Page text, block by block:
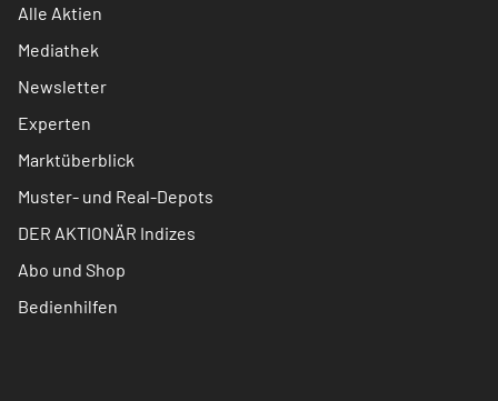
Alle Aktien
Mediathek
Newsletter
Experten
Marktüberblick
Muster- und Real-Depots
DER AKTIONÄR Indizes
Abo und Shop
Bedienhilfen